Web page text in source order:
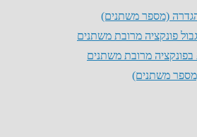
(מספר משתנים)
פונקציה מרובת משתנים
בפונקציה מרובת משתנים
משתנים)